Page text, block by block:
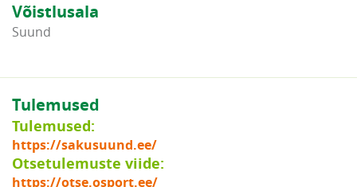
Võistlusala
Suund
Tulemused
Tulemused:
https://sakusuund.ee/
Otsetulemuste viide:
https://otse.osport.ee/